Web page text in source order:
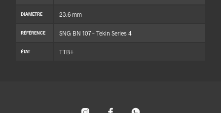
DIAMÈTRE 23.6 mm
RÉFÉRENCE SNG BN 107 – Tekin Series 4
ÉTAT TTB+